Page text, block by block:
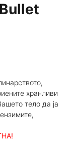
хранливи
тело да ја